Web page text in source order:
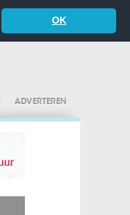
OK
ADVERTEREN